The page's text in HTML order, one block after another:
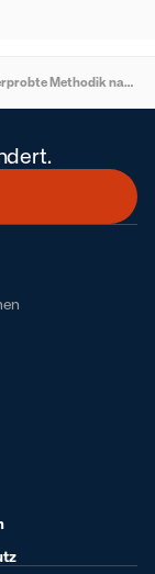
Von Print zu Digital: Offerista bringt erprobte Methodik nach Österreich